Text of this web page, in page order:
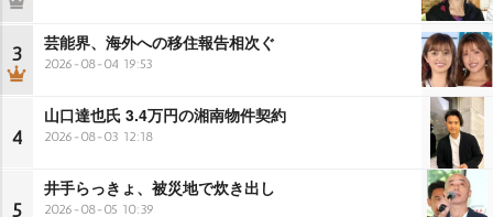
3 芸能界、海外への移住報告相次ぐ
2026-08-04 19:53
4
山口達也氏 3.4万円の湘南物件契約
2026-08-03 12:18
5
井手らっきょ、被災地で炊き出し
2026-08-05 10:39